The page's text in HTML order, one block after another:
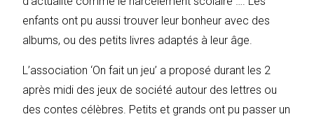
enfants ont pu aussi trouver leur bonheur avec des
albums, ou des petits livres adaptés à leur âge.
L’association ‘On fait un jeu’ a proposé durant les 2
après midi des jeux de société autour des lettres ou
des contes célèbres. Petits et grands ont pu passer un